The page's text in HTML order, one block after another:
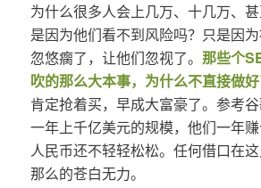
为什么很多人会上几万、十几万、甚
是因为他们看不到风险吗？只是因
忽悠瘸了，让他们忽视了。 那些个
吹的那么大本事，为什么不直接做好
肯定抢着买，早成大富豪了。参考
一年上千亿美元的规模，他们一年
人民币还不轻轻松松。任何借口在
那么的苍白无力。